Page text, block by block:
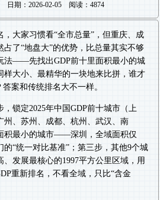
日期：2026-02-05 阅读：4874
，大家习惯看“全市总量”，但重庆、成
了“地盘大”的优势，比总量其实不够
法——先找出GDP前十里面积最小的城
样大小、最精华的一块地来比拼，谁才
案和传统排名大不一样。
锁定2025年中国GDP前十城市（上
州、苏州、成都、杭州、武汉、南
积最小的城市——深圳，全域面积仅
的“统一对比基准”；第三步，其他9个城
、发展最核心的1997平方公里区域，用
重新排名，不看全域，只比“含金